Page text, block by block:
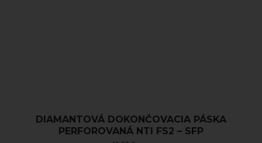
DIAMANTOVÁ DOKONČOVACIA PÁSKA
PERFOROVANÁ NTI FS2 – SFP